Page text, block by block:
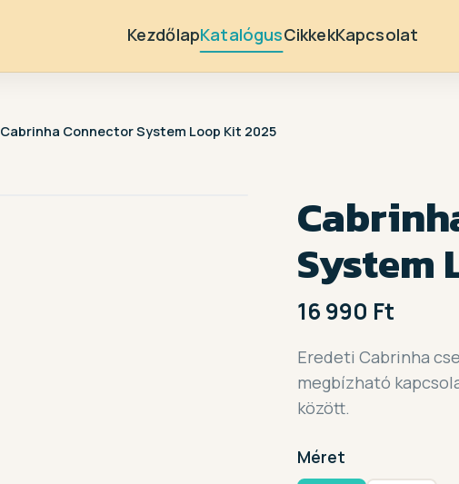
KezdőlapKatalógusCikkekKapcsolat
Cabrinha Connector System Loop Kit 2025
System
16 990 Ft
Eredeti Cabrinha
megbízható
között.
Méret